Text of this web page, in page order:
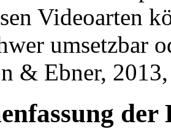
Videoarten
umsetzbar
& Ebner,
der